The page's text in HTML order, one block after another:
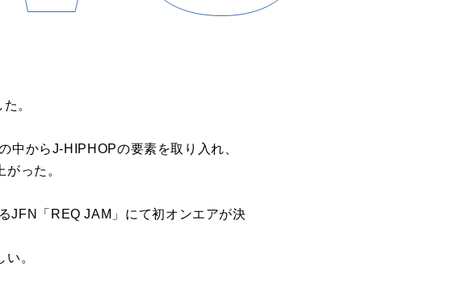
。
中からJ-HIPHOPの要素を取り入れ、
った。
JFN「REQ JAM」にて初オンエアが決
。